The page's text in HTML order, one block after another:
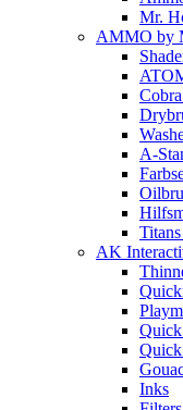
Mr.
AMMO by
A-
AK
Inks